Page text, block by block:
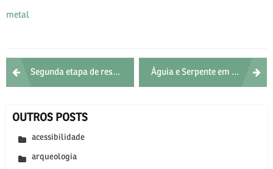
metal
PostSegunda etapa de restauração do Parreiral Águia e Serpente em estágio final de restauração
OUTROS POSTS
acessibilidade
arqueologia